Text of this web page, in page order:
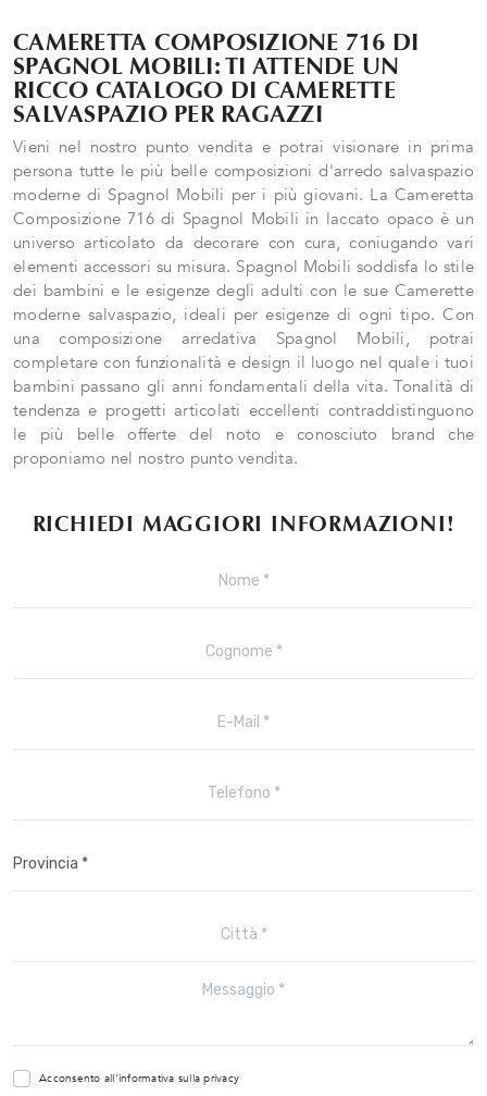
CAMERETTA COMPOSIZIONE 716 DI
SPAGNOL MOBILI: TI ATTENDE UN
RICCO CATALOGO DI CAMERETTE
SALVASPAZIO PER RAGAZZI
Vieni nel nostro punto vendita e potrai visionare in prima
persona tutte le più belle composizioni d'arredo salvaspazio
moderne di Spagnol Mobili per i più giovani. La Cameretta
Composizione 716 di Spagnol Mobili in laccato opaco è un
universo articolato da decorare con cura, coniugando vari
elementi accessori su misura. Spagnol Mobili soddisfa lo stile
dei bambini e le esigenze degli adulti con le sue Camerette
moderne salvaspazio, ideali per esigenze di ogni tipo. Con
una composizione arredativa Spagnol Mobili, potrai
completare con funzionalità e design il luogo nel quale i tuoi
bambini passano gli anni fondamentali della vita. Tonalità di
tendenza e progetti articolati eccellenti contraddistinguono
le più belle offerte del noto e conosciuto brand che
proponiamo nel nostro punto vendita.
RICHIEDI MAGGIORI INFORMAZIONI!
Acconsento all'informativa sullaprivacy